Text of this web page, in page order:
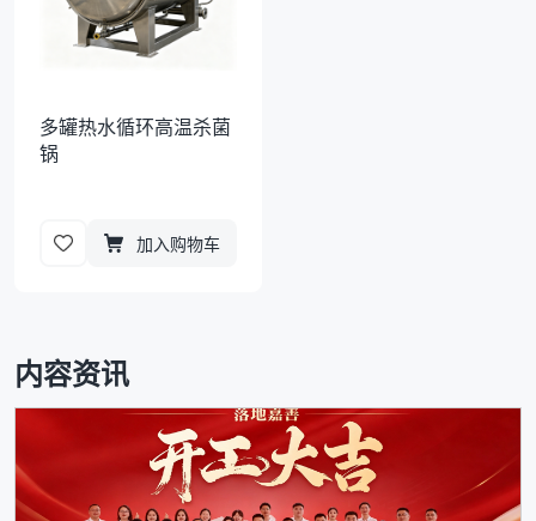
多罐热水循环高温杀菌
锅
加入购物车
内容资讯